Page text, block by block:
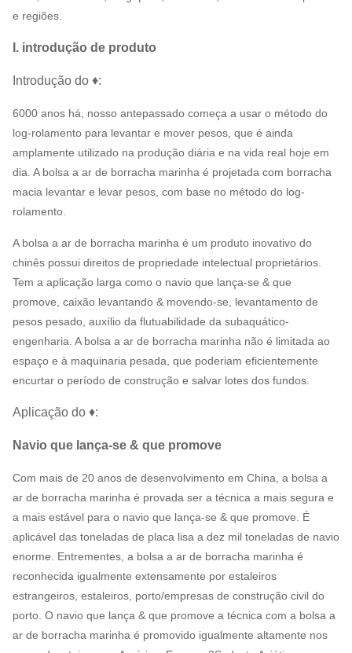
e regiões.
I. introdução de produto
Introdução do ♦:
6000 anos há, nosso antepassado começa a usar o método do
log-rolamento para levantar e mover pesos, que é ainda
amplamente utilizado na produção diária e na vida real hoje em
dia. A bolsa a ar de borracha marinha é projetada com borracha
macia levantar e levar pesos, com base no método do log-
rolamento.
A bolsa a ar de borracha marinha é um produto inovativo do
chinês possui direitos de propriedade intelectual proprietários.
Tem a aplicação larga como o navio que lança-se & que
promove, caixão levantando & movendo-se, levantamento de
pesos pesado, auxílio da flutuabilidade da subaquático-
engenharia. A bolsa a ar de borracha marinha não é limitada ao
espaço e à maquinaria pesada, que poderiam eficientemente
encurtar o período de construção e salvar lotes dos fundos.
Aplicação do ♦:
Navio que lança-se & que promove
Com mais de 20 anos de desenvolvimento em China, a bolsa a
ar de borracha marinha é provada ser a técnica a mais segura e
a mais estável para o navio que lança-se & que promove. É
aplicável das toneladas de placa lisa a dez mil toneladas de navio
enorme. Entrementes, a bolsa a ar de borracha marinha é
reconhecida igualmente extensamente por estaleiros
estrangeiros, estaleiros, porto/empresas de construção civil do
porto. O navio que lança & que promove a técnica com a bolsa a
ar de borracha marinha é promovido igualmente altamente nos